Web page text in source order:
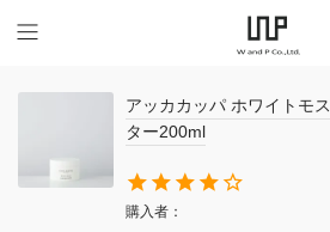
アッカカッパ ホワイトモ
ター200ml
購入者